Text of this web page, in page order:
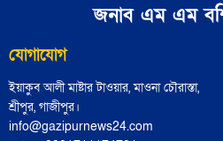
জামায়াতের
ঘোষণা
হাসনাত,
জনাব এম এম
যোগাযোগ
ইয়াকুব আলী মাষ্টার টাওয়ার, মাওনা চৌরাস্তা,
শ্রীপুর, গাজীপুর।
info@gazipurnews24.com